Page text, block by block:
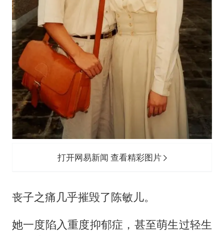
打开网易新闻 查看精彩图片
丧子之痛几乎摧毁了陈敏儿。
她一度陷入重度抑郁症，甚至萌生过轻生